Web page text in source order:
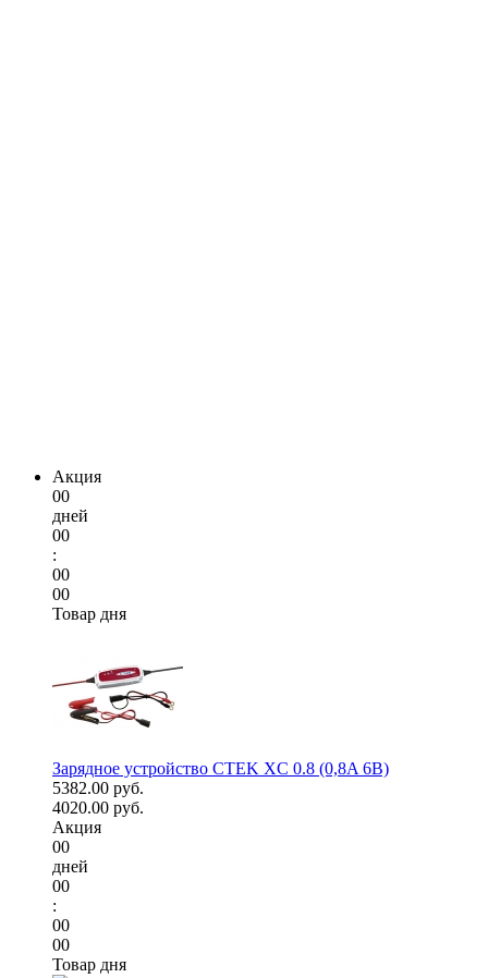
Акция
00
дней
00
:
00
00
Товар дня
Зарядное устройство CTEK XC 0.8 (0,8A 6В)
5382.00 руб.
4020.00 руб.
Акция
00
дней
00
:
00
00
Товар дня